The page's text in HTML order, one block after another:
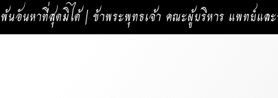
อันหาที่สุดมิได้ | ข้าพระพุทธเจ้า คณะผู้บริหาร แพทย์แล